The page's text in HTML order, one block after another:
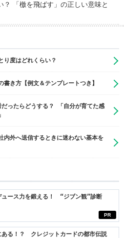
？ 「檄を飛ばす」の正しい意味と
り度はどれくらい？
き方【例文＆テンプレートつき】
ったらどうする？ 「自分が育てた感
内外へ送信するときに迷わない基本を
PR
ュース力を鍛える！ “ジブン観”診断
ある！？ クレジットカードの都市伝説